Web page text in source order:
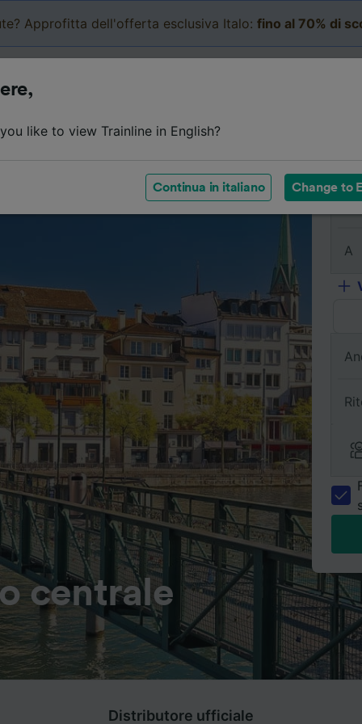
Approfitta dell'offerta esclusiva Italo: fino al 70% di
Le
centrale
Da
A
Distributore ufficiale
like to view Trainline in English?
Continua in italiano Change to